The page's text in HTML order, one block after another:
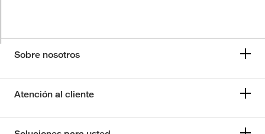
Sobre nosotros
Atención al cliente